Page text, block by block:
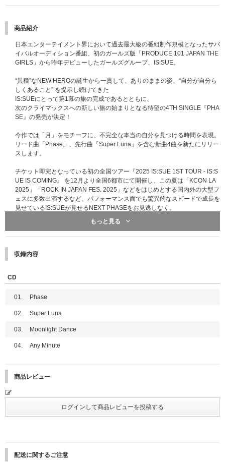
応募期間：
当落発表：2025年12月5日（金）15:00頃
●3回目
応募期間：
2025年12月1日（月）18:00～2026年1月6日（火）17:59
当落発表：2026年1月9日（金）15:00頃
■シリアル付きCD販売期間/シリアル配布予定日
【1回目】
販売期間：2025年10月15日(水)18:00～2025年10月29日(水)10:59
→シリアルナンバー通知日時：2025年10月31日(金)18:00以降順次
【2回目】
販売期間：2025年10月29日(水)11:00～2025年11月19日(水)10:59
→シリアルナンバー通知日時：2025年11月21日(金) 18:00以降順次
【3回目】
販売期間：2025年11月19日(水) 11:00～2025年12月10日(水)10:59
→シリアルナンバー通知日時：2025年12月12日(金) 18:00以降順次
【4回目】
販売期間：2025年12月10日(水)11:00～2025年12月22日(月) 10:59
→シリアルナンバー通知日時：2025年12月24日(水) 18:00以降順次
※販売期間中でも在庫が終了次第、販売終了になります。受付期間中に完売
になった場合も、途中受付再開や追加販売をする場合があります。
■「応募シリアルナンバー」通知方法
USIC STOREのマイページでご案内いたします。
※CD1枚につき「応募シリアルナンバー」を1つプレゼントいたします。
す（例：3形態セットのご予約→「応募シリアルナンバー」3つプレゼン
ト）。
※UNIVERSAL MUSIC STOREを退会されると、マイページおよび「応募シ
マイページ通知についてはこちら
通です。
■対象商品
PHASE【UNIVERSAL MUSIC STORE限定盤】【応募シリアルナンバ
TOUR - IS:SUE IS COMING』会場 お見送り会応募商品】【応募シリアルナ
■注意事項
商品紹介
日本エンターテイメント界において過去最大級の番組制作規模となったサバ
イバルオーディション番組、初のガールズ版「PRODUCE 101 JAPAN THE
GIRLS」から昨年デビューしたガールズグループ、IS:SUE。
“異種”なNEW HEROの誕生から一貫して、ありのままの姿、“自分が自分ら
しくあること” を提示し続けてきた
IS:SUEにとって第1幕の旅の完成であるとともに、
次のクライマックスへの新しい旅の始まりとなる待望の4TH SINGLE『PHA
SE』の発売が決定！
今作では「月」をモチーフに、不完全な本当の自分を見つける時間を表現。
リード曲「Phase」、先行曲「Super Luna」を含む新曲4曲を新たにリリー
スします。
チケット即完となっている初の全国ツアー『2025 IS:SUE 1ST TOUR - IS:S
UE IS COMING』 を12月より全国6都市にて開催し、この夏は「KCON LA
2025」「ROCK IN JAPAN FES. 2025」などをはじめとする国内外の大型フ
ェスに多数出演するなど、パフォーマンス面でも驚異的なスピードで成長を
見せているIS:SUEが見せるNEXT PHASEをお見逃しなく。
もっと見る
収録内容
CD
01. Phase
02. Super Luna
03. Moonlight Dance
04. Any Minute
商品レビュー
配送に関するご注意